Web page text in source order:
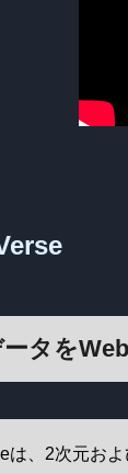
タを
は、2次元お